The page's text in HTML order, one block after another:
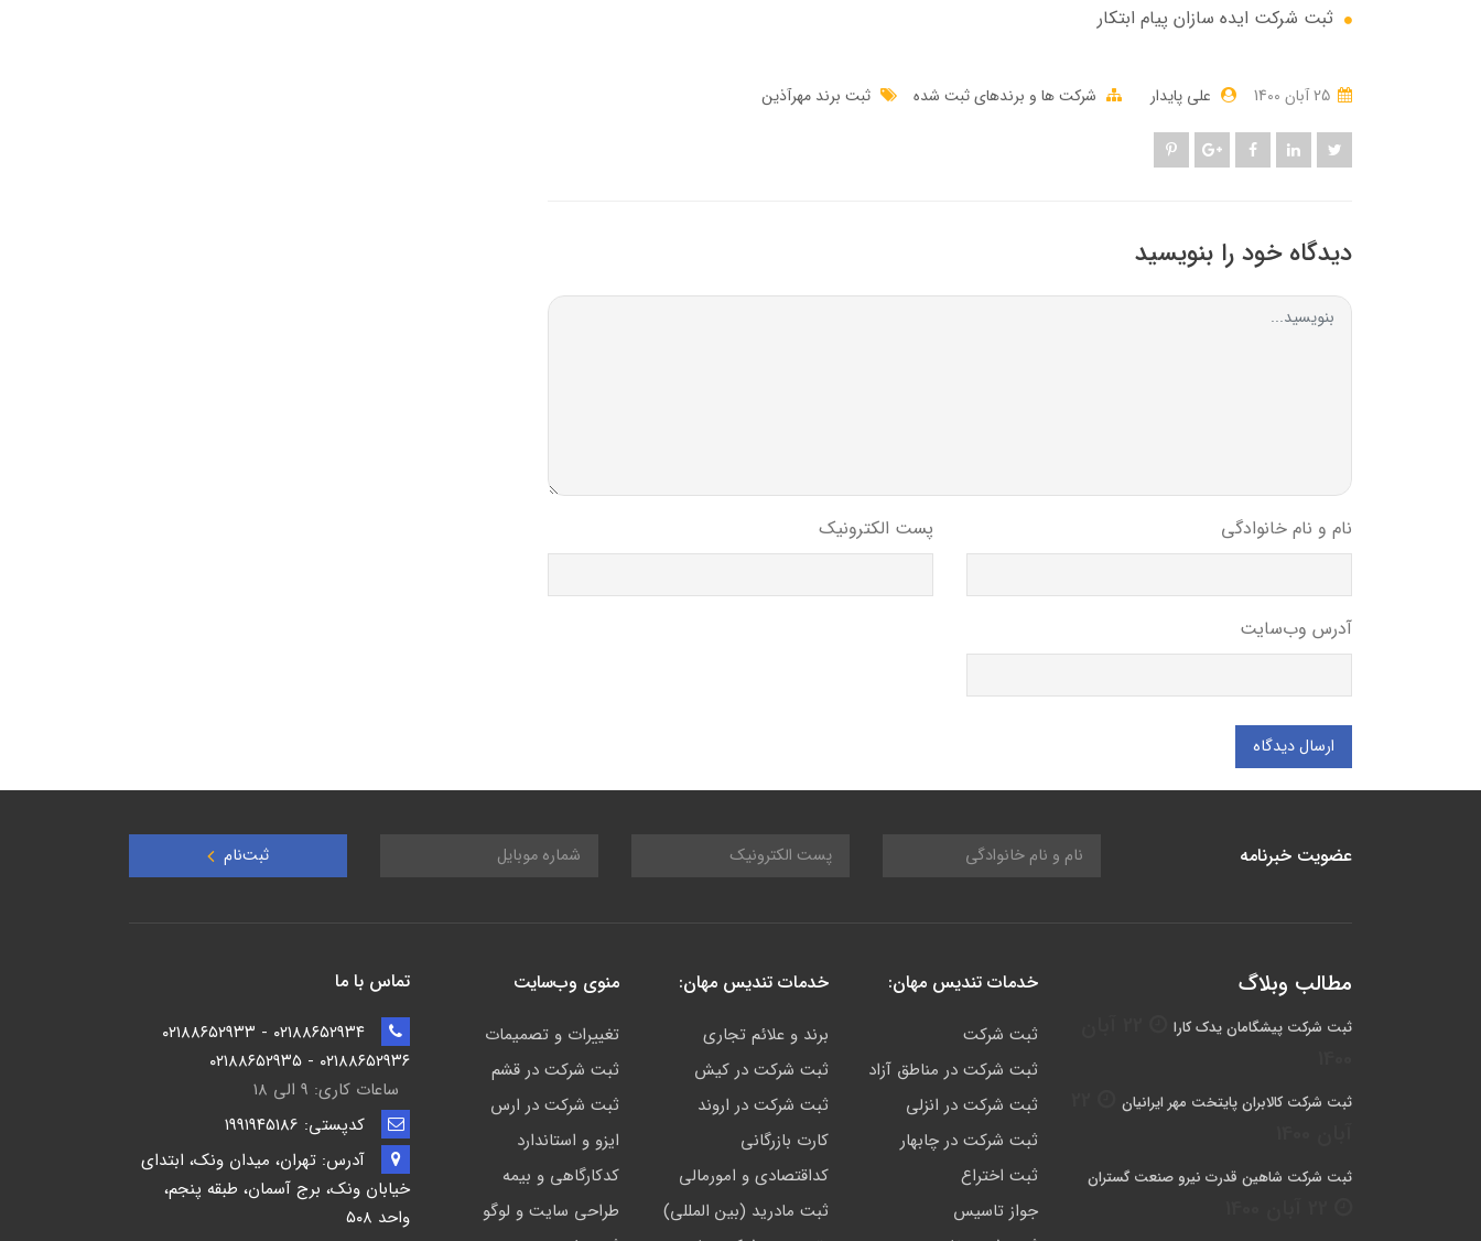
ثبت شرکت ایده سازان پیام ابتکار
علی پایدار شرکت ها و برندهای ثبت شده ثبت برند مهرآذین
دیدگاه خود را بنویسید
نام و نام خانوادگی پست الکترونیک
آدرس وب‌سایت
ارسال دیدگاه
عضویت خبرنامه ثبت‌نام
مطالب وبلاگ
ثبت شرکت پیشگامان یدک کارا
ثبت شرکت کالابران پایتخت مهر ایرانیان
ثبت شرکت شاهین قدرت نیرو صنعت گستران
خدمات تندیس مهان:
ثبت شرکت
ثبت شرکت در مناطق آزاد
ثبت شرکت در انزلی
ثبت شرکت در چابهار
ثبت اختراع
جواز تاسیس
خدمات تندیس مهان:
برند و علائم تجاری
ثبت شرکت در کیش
ثبت شرکت در اروند
کارت بازرگانی
کداقتصادی و امورمالی
ثبت مادرید (بین المللی)
منوی وب‌سایت
تغییرات و تصمیمات
ثبت شرکت در قشم
ثبت شرکت در ارس
ایزو و استاندارد
کدکارگاهی و بیمه
طراحی سایت و لوگو
تماس با ما
۰۲۱۸۸۶۵۲۹۳۴ - ۰۲۱۸۸۶۵۲۹۳۳
۰۲۱۸۸۶۵۲۹۳۶ - ۰۲۱۸۸۶۵۲۹۳۵
ساعات کاری: ۹ الی ۱۸
کدپستی: ۱۹۹۱۹۴5186
آدرس: تهران، میدان ونک، ابتدای
خیابان ونک، برج آسمان، طبقه پنجم،
واحد ۵۰۸